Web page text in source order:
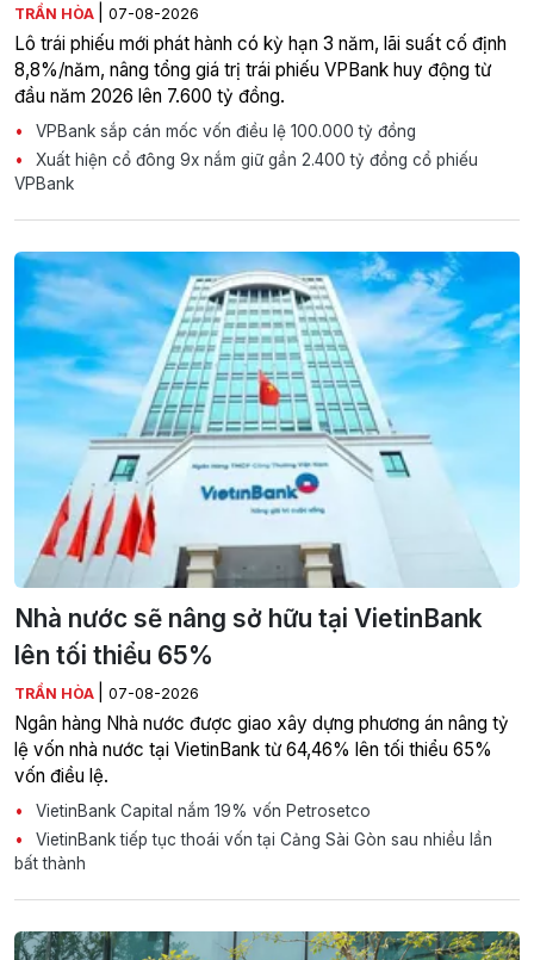
TRẦN HÒA 07-08-2026
Lô trái phiếu mới phát hành có kỳ hạn 3 năm, lãi suất cố định
8,8%/năm, nâng tổng giá trị trái phiếu VPBank huy động từ
đầu năm 2026 lên 7.600 tỷ đồng.
VPBank sắp cán mốc vốn điều lệ 100.000 tỷ đồng
Xuất hiện cổ đông 9x nắm giữ gần 2.400 tỷ đồng cổ phiếu
VPBank
Nhà nước sẽ nâng sở hữu tại VietinBank
lên tối thiểu 65%
TRẦN HÒA 07-08-2026
Ngân hàng Nhà nước được giao xây dựng phương án nâng tỷ
lệ vốn nhà nước tại VietinBank từ 64,46% lên tối thiểu 65%
vốn điều lệ.
VietinBank Capital nắm 19% vốn Petrosetco
VietinBank tiếp tục thoái vốn tại Cảng Sài Gòn sau nhiều lần
bất thành